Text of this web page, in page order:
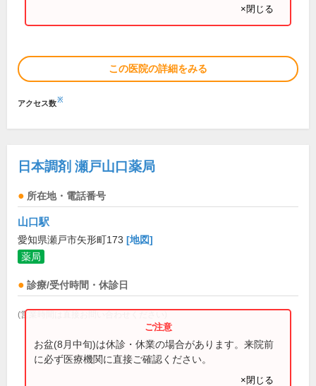
×閉じる
この医院の詳細をみる
アクセス数※
日本調剤 瀬戸山口薬局
所在地・電話番号
山口駅
愛知県瀬戸市矢形町173 [地図]
薬局
診療/受付時間・休診日
(営業時間は直接お問い合わせください)
お盆(8月中旬)は休診・休業の場合があります。来院前
に必ず医療機関に直接ご確認ください。
×閉じる